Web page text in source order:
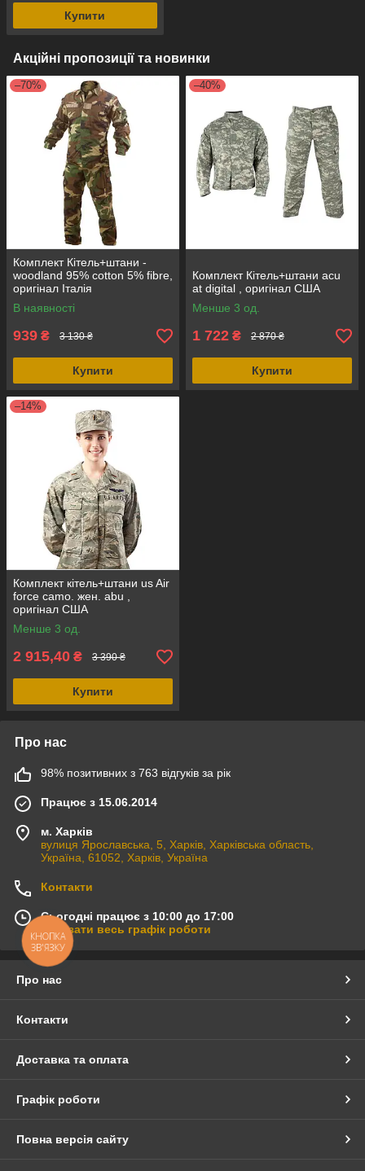
Купити
Акційні пропозиції та новинки
–70%
Комплект Кітель+штани -
woodland 95% cotton 5% fibre,
оригінал Італія
В наявності
939 ₴ 3 130 ₴
Купити
–40%
Комплект Кітель+штани acu
at digital , оригінал США
Менше 3 од.
1 722 ₴ 2 870 ₴
Купити
–14%
Комплект кітель+штани us Air
force camo. жен. abu ,
оригінал США
Менше 3 од.
2 915,40 ₴ 3 390 ₴
Купити
Про нас
98% позитивних з 763 відгуків за рік
Працює з 15.06.2014
м. Харків
вулиця Ярославська, 5, Харків, Харківська область,
Україна, 61052, Харків, Україна
Контакти
Сьогодні працює з 10:00 до 17:00
Показати весь графік роботи
Про нас
Контакти
Доставка та оплата
Графік роботи
Повна версія сайту
КНОПКА
ЗВ'ЯЗКУ